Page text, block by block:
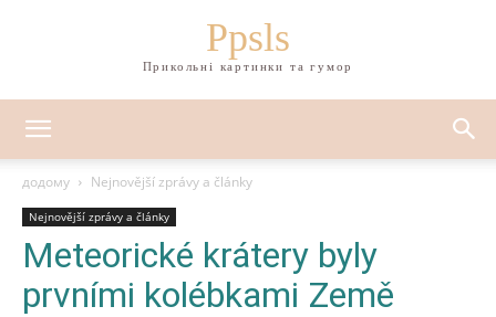
Ppsls
Прикольні картинки та гумор
додому Nejnovější zprávy a články
Nejnovější zprávy a články
Meteorické krátery byly
prvními kolébkami Země